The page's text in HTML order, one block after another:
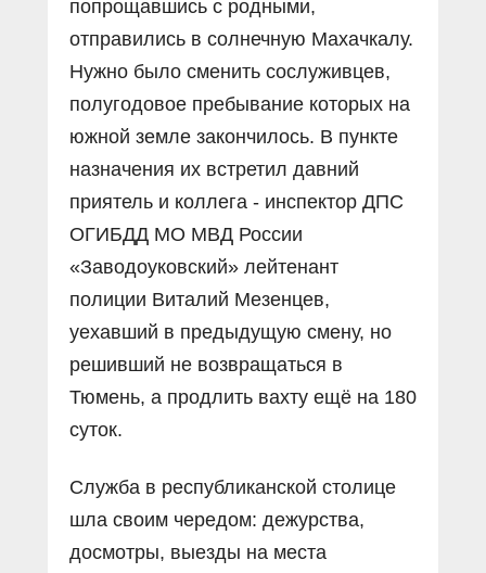
попрощавшись с родными,
отправились в солнечную Махачкалу.
Нужно было сменить сослуживцев,
полугодовое пребывание которых на
южной земле закончилось. В пункте
назначения их встретил давний
приятель и коллега - инспектор ДПС
ОГИБДД МО МВД России
«Заводоуковский» лейтенант
полиции Виталий Мезенцев,
уехавший в предыдущую смену, но
решивший не возвращаться в
Тюмень, а продлить вахту ещё на 180
суток.
Служба в республиканской столице
шла своим чередом: дежурства,
досмотры, выезды на места